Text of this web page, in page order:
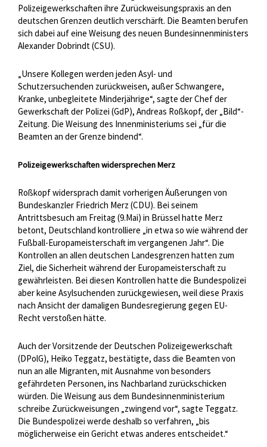
Polizeigewerkschaften ihre Zurückweisungspraxis an den
deutschen Grenzen deutlich verschärft. Die Beamten berufen
sich dabei auf eine Weisung des neuen Bundesinnenministers
Alexander Dobrindt (CSU).
„Unsere Kollegen werden jeden Asyl- und
Schutzersuchenden zurückweisen, außer Schwangere,
Kranke, unbegleitete Minderjährige“, sagte der Chef der
Gewerkschaft der Polizei (GdP), Andreas Roßkopf, der „Bild“-
Zeitung. Die Weisung des Innenministeriums sei „für die
Beamten an der Grenze bindend“.
Polizeigewerkschaften widersprechen Merz
Roßkopf widersprach damit vorherigen Äußerungen von
Bundeskanzler Friedrich Merz (CDU). Bei seinem
Antrittsbesuch am Freitag (9.Mai) in Brüssel hatte Merz
betont, Deutschland kontrolliere „in etwa so wie während der
Fußball-Europameisterschaft im vergangenen Jahr“. Die
Kontrollen an allen deutschen Landesgrenzen hatten zum
Ziel, die Sicherheit während der Europameisterschaft zu
gewährleisten. Bei diesen Kontrollen hatte die Bundespolizei
aber keine Asylsuchenden zurückgewiesen, weil diese Praxis
nach Ansicht der damaligen Bundesregierung gegen EU-
Recht verstoßen hätte.
Auch der Vorsitzende der Deutschen Polizeigewerkschaft
(DPolG), Heiko Teggatz, bestätigte, dass die Beamten von
nun an alle Migranten, mit Ausnahme von besonders
gefährdeten Personen, ins Nachbarland zurückschicken
würden. Die Weisung aus dem Bundesinnenministerium
schreibe Zurückweisungen „zwingend vor“, sagte Teggatz.
Die Bundespolizei werde deshalb so verfahren, „bis
möglicherweise ein Gericht etwas anderes entscheidet.“